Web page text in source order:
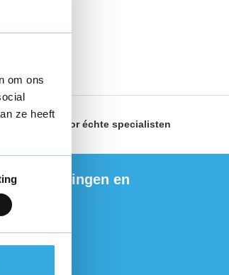
om ons
ze heeft
dooréchte specialisten
aanbiedingen en